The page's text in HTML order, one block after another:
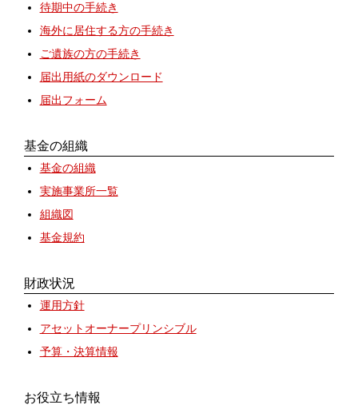
待期中の手続き
海外に居住する方の手続き
ご遺族の方の手続き
届出用紙のダウンロード
届出フォーム
基金の組織
基金の組織
実施事業所一覧
組織図
基金規約
財政状況
運用方針
アセットオーナープリンシブル
予算・決算情報
お役立ち情報